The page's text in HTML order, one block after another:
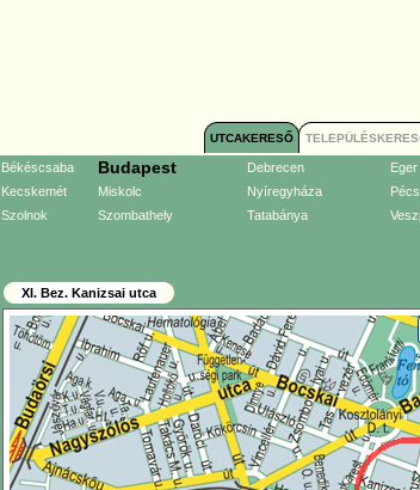
UTCAKERESŐ
Békéscsaba Budapest Debrecen Eger
Kecskemét
Miskolc Nyíregyháza Pécs
Szolnok
Szombathely Tatabánya
XI. Bez. Kanizsai utca